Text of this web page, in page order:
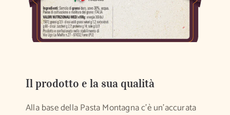
Il prodotto e la sua qualità
Alla base della Pasta Montagna c’è un’accurata